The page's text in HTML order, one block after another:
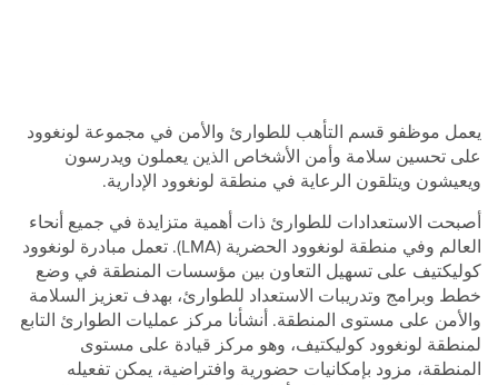
موظفو قسم التأهب للطوارئ والأمن في مجموعة لونغوود
تحسين سلامة وأمن الأشخاص الذين يعملون ويدرسون
ويتلقون الرعاية في منطقة لونغوود الإدارية.
الاستعدادات للطوارئ ذات أهمية متزايدة في جميع أنحاء
العالم وفي منطقة لونغوود الحضرية (LMA). تعمل مبادرة لونغوود
على تسهيل التعاون بين مؤسسات المنطقة في وضع
وبرامج وتدريبات الاستعداد للطوارئ، بهدف تعزيز السلامة
على مستوى المنطقة. أنشأنا مركز عمليات الطوارئ التابع
لونغوود كوليكتيف، وهو مركز قيادة على مستوى
مزود بإمكانيات حضورية وافتراضية، يمكن تفعيله